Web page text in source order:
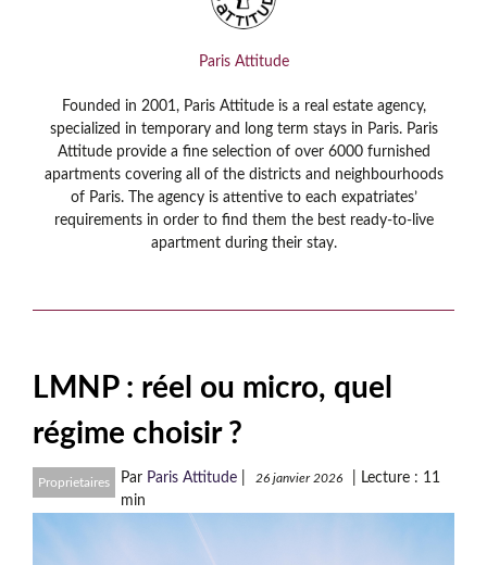
Paris Attitude
Founded in 2001, Paris Attitude is a real estate agency,
specialized in temporary and long term stays in Paris. Paris
Attitude provide a fine selection of over 6000 furnished
apartments covering all of the districts and neighbourhoods
of Paris. The agency is attentive to each expatriates’
requirements in order to find them the best ready-to-live
apartment during their stay.
LMNP : réel ou micro, quel
régime choisir ?
Proprietaires Par Paris Attitude 26 janvier 2026
Lecture : 11
min